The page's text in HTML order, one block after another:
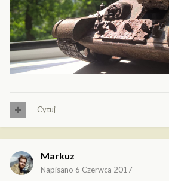
Cytuj
Markuz
Napisano 6 Czerwca 2017